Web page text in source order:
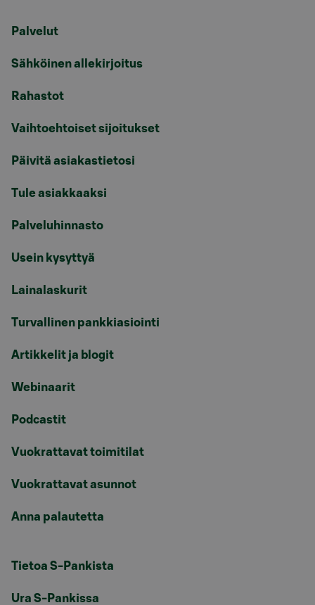
Palvelut
Sähköinen allekirjoitus
Rahastot
Vaihtoehtoiset sijoitukset
Päivitä asiakastietosi
Tule asiakkaaksi
Palveluhinnasto
Usein kysyttyä
Lainalaskurit
Turvallinen pankkiasiointi
Artikkelit ja blogit
Webinaarit
Podcastit
Vuokrattavat toimitilat
Vuokrattavat asunnot
Anna palautetta
Tietoa S-Pankista
Ura S-Pankissa